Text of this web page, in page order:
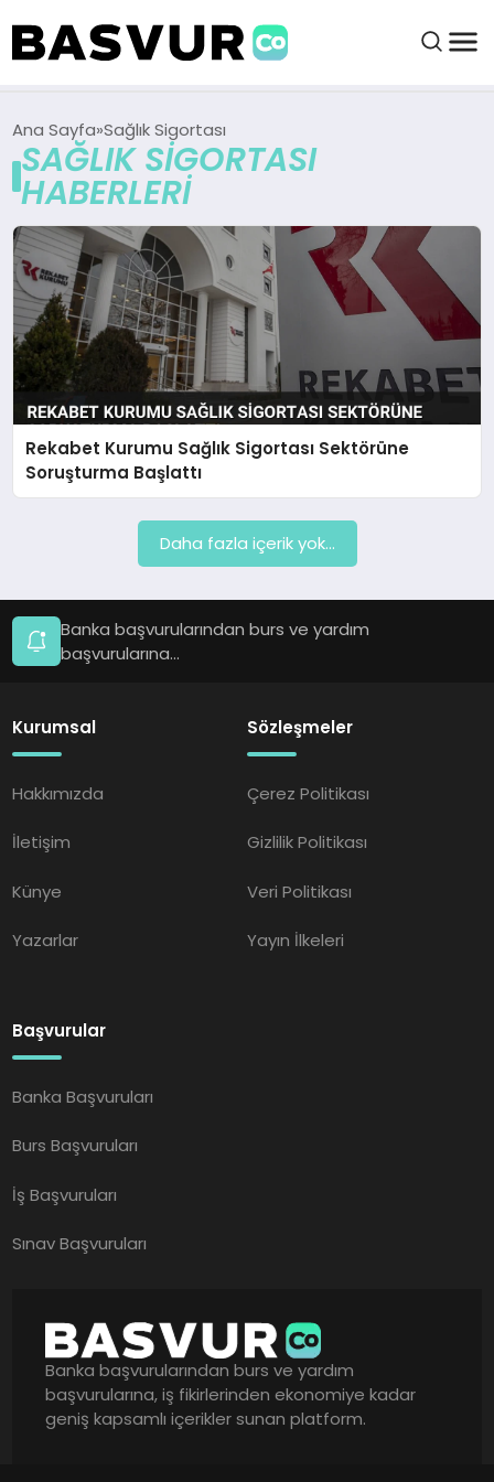
BAŞVURULAR
BAYILIKLER
HABERLER
İŞ FIKIRLERI
KRIPTO HABER
Ana Sayfa Sağlık Sigortası
SAĞLIK SIGORTASI
HABERLERI
Rekabet Kurumu Sağlık Sigortası Sektörüne
Soruşturma Başlattı
Daha fazla içerik yok...
Banka başvurularından burs ve yardım
başvurularına...
Kurumsal
Hakkımızda
İletişim
Künye
Yazarlar
Sözleşmeler
Çerez Politikası
Gizlilik Politikası
Veri Politikası
Yayın İlkeleri
Başvurular
Banka Başvuruları
Burs Başvuruları
İş Başvuruları
Sınav Başvuruları
Banka başvurularından burs ve yardım
başvurularına, iş fikirlerinden ekonomiye kadar
geniş kapsamlı içerikler sunan platform.